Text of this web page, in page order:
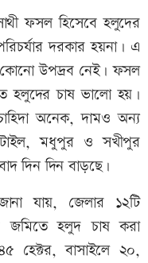
ফসল হিসেবে হলুদের
দরকার হয়না। এ
উপদ্রব নেই। ফসল
হলুদের চাষ ভালো হয়।
অনেক, দামও অন্য
মধুপুর ও সখীপুর
দিন দিন বাড়ছে।
যায়, জেলার ১২টি
জমিতে হলুদ চাষ করা
হেক্টর, বাসাইলে ২০,